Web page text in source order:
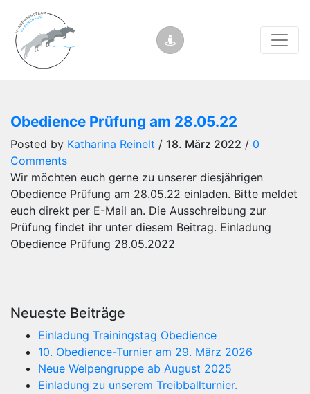
Obedience Prüfung am 28.05.22
Posted by Katharina Reinelt / 18. März 2022 / 0
Comments
Wir möchten euch gerne zu unserer diesjährigen
Obedience Prüfung am 28.05.22 einladen. Bitte meldet
euch direkt per E-Mail an. Die Ausschreibung zur
Prüfung findet ihr unter diesem Beitrag. Einladung
Obedience Prüfung 28.05.2022
Neueste Beiträge
Einladung Trainingstag Obedience
10. Obedience-Turnier am 29. März 2026
Neue Welpengruppe ab August 2025
Einladung zu unserem Treibballturnier.